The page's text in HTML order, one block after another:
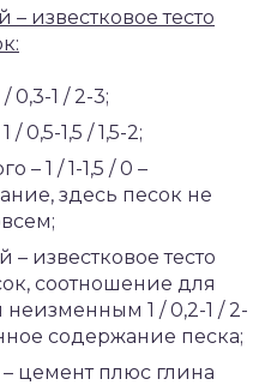
известковое тесто
0,3-1 / 2-3;
/ 0,5-1,5 / 1,5-2;
– 1 / 1-1,5 / 0 –
здесь песок не
известковое тесто
соотношение для
неизменным 1 / 0,2-1 / 2-
содержание песка;
цемент плюс глина